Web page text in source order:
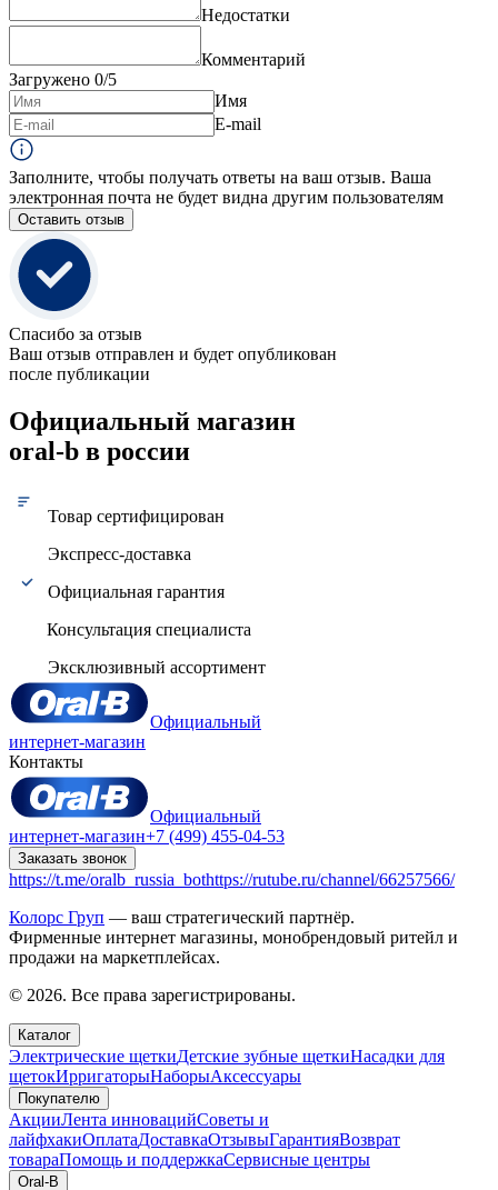
Недостатки
Комментарий
Загружено 0/5
Имя
E-mail
Заполните, чтобы получать ответы на ваш отзыв. Ваша
электронная почта не будет видна другим пользователям
Оставить отзыв
Спасибо за отзыв
Ваш отзыв отправлен и будет опубликован
после публикации
Официальный магазин
oral-b в россии
Товар сертифицирован
Экспресс-доставка
Официальная гарантия
Консультация специалиста
Эксклюзивный ассортимент
Официальный
интернет-магазин
Контакты
Официальный
интернет-магазин+7 (499) 455-04-53
Заказать звонок
https://t.me/oralb_russia_bothttps://rutube.ru/channel/66257566/
Колорс Груп — ваш стратегический партнёр.
Фирменные интернет магазины, монобрендовый ритейл и
продажи на маркетплейсах.
© 2026. Все права зарегистрированы.
Каталог
Электрические щеткиДетские зубные щеткиНасадки для
щетокИрригаторыНаборыАксессуары
Покупателю
АкцииЛента инновацийСоветы и
лайфхакиОплатаДоставкаОтзывыГарантияВозврат
товараПомощь и поддержкаСервисные центры
Oral-B